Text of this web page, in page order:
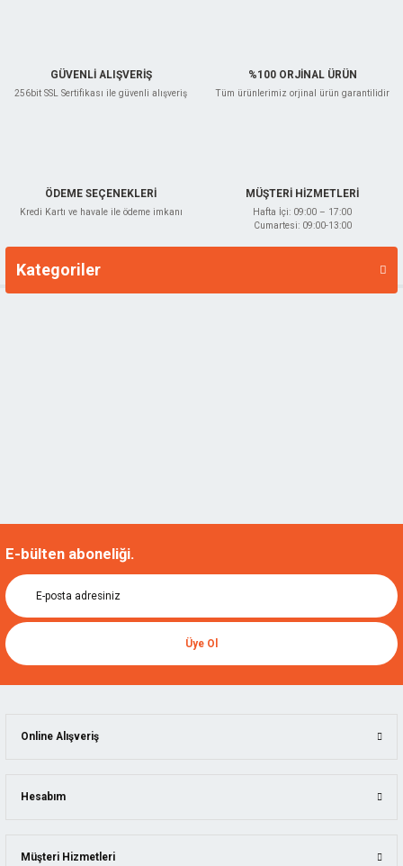
GÜVENLİ ALIŞVERİŞ
256bit SSL Sertifikası ile güvenli alışveriş
%100 ORJİNAL ÜRÜN
Tüm ürünlerimiz orjinal ürün garantilidir
ÖDEME SEÇENEKLERİ
Kredi Kartı ve havale ile ödeme imkanı
MÜŞTERİ HİZMETLERİ
Hafta İçi: 09:00 – 17:00
Cumartesi: 09:00-13:00
Kategoriler
Markalar
E-bülten aboneliği.
Üye Ol
Online Alışveriş
Hesabım
Müşteri Hizmetleri